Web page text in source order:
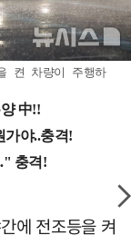
켠 차량이 주행하
에 전조등을 켜